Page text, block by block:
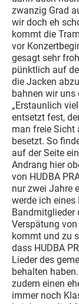
zwanzig Grad
wir doch eh
kommt die
vor
gesagt sehr
pünktlich auf
die Jacken
bahnen wir uns
„Erstaunlich
entsetzt fest,
man freie Sicht
besetzt. So
auf der Seite
Andrang hier
von HUDBA
nur zwei Jahre
werde ich eines
Bandmitglieder
Verspätung
kommt und zu
dass HUDBA
Lieder des
behalten
zudem einen
immer noch